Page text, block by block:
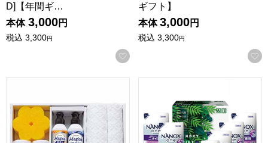
D]【年間ギ…
本体 3,000円
税込 3,300円
お気に入りに登録する
ギフト】
本体 3,000円
税込 3,300円